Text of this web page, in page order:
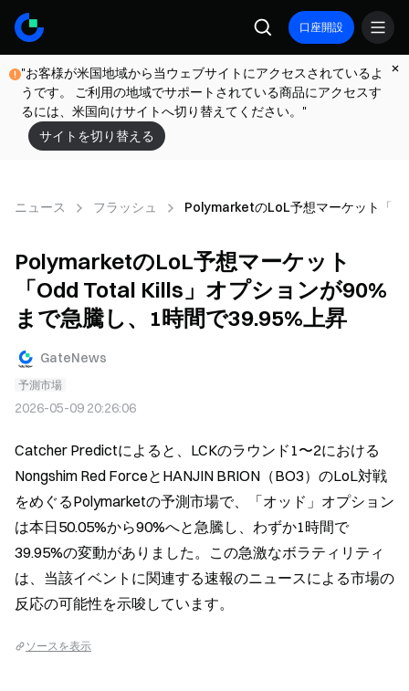
口座開設
"お客様が米国地域から当ウェブサイトにアクセスされているよ
うです。 ご利用の地域でサポートされている商品にアクセスす
るには、米国向けサイトへ切り替えてください。"
サイトを切り替える
ニュース フラッシュ PolymarketのLoL予想マーケット「
PolymarketのLoL予想マーケット
「Odd Total Kills」オプションが90%
まで急騰し、1時間で39.95%上昇
GateNews
予測市場
2026-05-09 20:26:06
Catcher Predictによると、LCKのラウンド1〜2における
Nongshim Red ForceとHANJIN BRION（BO3）のLoL対戦
をめぐるPolymarketの予測市場で、「オッド」オプション
は本日50.05%から90%へと急騰し、わずか1時間で
39.95%の変動がありました。この急激なボラティリティ
は、当該イベントに関連する速報のニュースによる市場の
反応の可能性を示唆しています。
ソースを表示